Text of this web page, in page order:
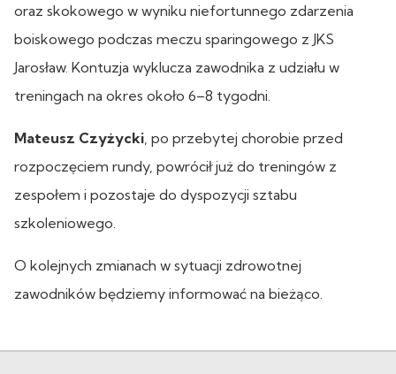
oraz skokowego w wyniku niefortunnego zdarzenia
boiskowego podczas meczu sparingowego z JKS
Jarosław. Kontuzja wyklucza zawodnika z udziału w
treningach na okres około 6–8 tygodni.
Mateusz Czyżycki , po przebytej chorobie przed
rozpoczęciem rundy, powrócił już do treningów z
zespołem i pozostaje do dyspozycji sztabu
szkoleniowego.
O kolejnych zmianach w sytuacji zdrowotnej
zawodników będziemy informować na bieżąco.